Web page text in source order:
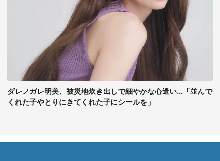
ダレノガレ明美、被災地炊き出しで細やかな心遣い...「並んで
くれた子やとりにきてくれた子にシールを」